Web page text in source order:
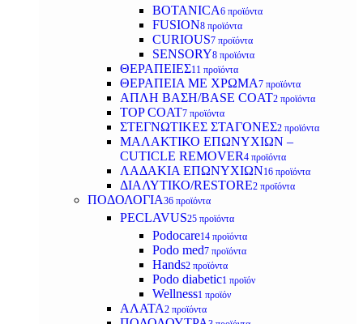
BOTANICA6 προϊόντα
FUSION8 προϊόντα
CURIOUS7 προϊόντα
SENSORY8 προϊόντα
ΘΕΡΑΠΕΙΕΣ11 προϊόντα
ΘΕΡΑΠΕΙΑ ΜΕ ΧΡΩΜΑ7 προϊόντα
ΑΠΛΗ ΒΑΣΗ/BASE COAT2 προϊόντα
TOP COAT7 προϊόντα
ΣΤΕΓΝΩΤΙΚΕΣ ΣΤΑΓΟΝΕΣ2 προϊόντα
ΜΑΛΑΚΤΙΚΟ ΕΠΩΝΥΧΙΩΝ –
CUTICLE REMOVER4 προϊόντα
ΛΑΔΑΚΙΑ ΕΠΩΝΥΧΙΩΝ16 προϊόντα
ΔΙΑΛΥΤΙΚΟ/RESTORE2 προϊόντα
ΠΟΔΟΛΟΓΙΑ36 προϊόντα
PECLAVUS25 προϊόντα
Podocare14 προϊόντα
Podo med7 προϊόντα
Hands2 προϊόντα
Podo diabetic1 προϊόν
Wellness1 προϊόν
ΑΛΑΤΑ2 προϊόντα